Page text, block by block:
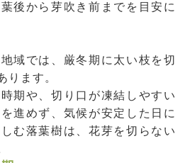
後から芽吹き前までを目安に
域では、厳冬期に太い枝を切
ります。
期や、切り口が凍結しやすい
進めず、気候が安定した日に
む落葉樹は、花芽を切らない